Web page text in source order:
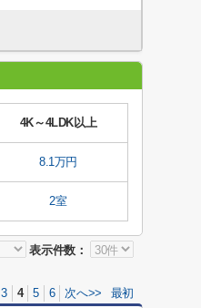
4K～4LDK以上
8.1万円
2室
表示件数：
3 4 5 6 次へ>> 最初